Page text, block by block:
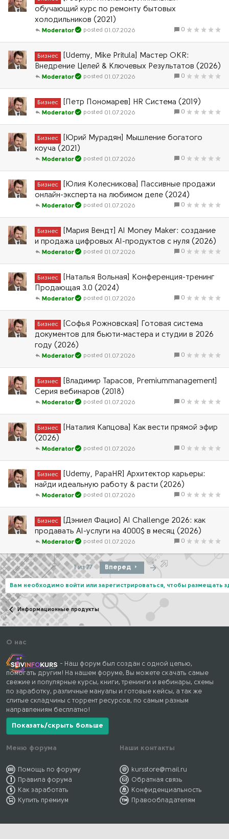
обучающий курс по ремонту бытовых
холодильников (2021)
0
01.07.2026
Moderator
Бизнес
[Udemy, Mike Pritula] Мастер OKR:
Внедрение Целей & Ключевых Результатов (2026)
0
01.07.2026
Moderator
Бизнес [Петр Пономарев] HR Система (2019)
0
01.07.2026
Moderator
Бизнес
[Юрий Мурадян] Мышление богатого
коуча (2021)
0
01.07.2026
Moderator
Бизнес
[Юлия Колесникова] Пассивные продажи
онлайн-эксперта на любимом деле (2024)
0
01.07.2026
Moderator
Бизнес
[Мария Вендт] AI Money Maker: создание
и продажа цифровых AI-продуктов с нуля (2026)
0
01.07.2026
Moderator
Бизнес
[Наталья Вольная] Конференция-тренинг
Продающая 3.0 (2024)
0
01.07.2026
Moderator
Бизнес
[Софья Рожновская] Готовая система
документов для бьюти-мастера и студии в 2026
году (2026)
0
01.07.2026
Moderator
Бизнес
[Владимир Тарасов, Premiummanagement]
Серия вебинаров (2018)
0
01.07.2026
Moderator
Бизнес
[Наталия Капцова] Как вести прямой эфир
(2026)
0
01.07.2026
Moderator
Бизнес
[Udemy, PapaHR] Архитектор карьеры:
найди идеальную работу & расти (2026)
0
01.07.2026
Moderator
Бизнес
[Дэниел Фацио] AI Challenge 2026: как
продавать AI-услуги на 4000$ в месяц (2026)
0
01.07.2026
Moderator
1 из 77 Вперед Последняя
Вам необходимо войти или зарегистрироваться, чтобы размещать
Информационные продукты
О нас
- Наш форум был создан с одной целью,
помогать другим! На нашем форуме, Вы можете скачать самые
свежие и популярные курсы, книги, тренинги и вебинары, схемы
по заработку, различные мануалы и готовые кейсы, а так же
слитые складчины с торрент ресурсов, по самым разным
направлениям бесплатно!
Показать/скрыть больше
Меню форума
Помощь по форуму
Правила форума
Как заработать
Купить премиум
Наши контакты
kursstore@mail.ru
Обратная связь
Конфиденциальность
Правообладателям